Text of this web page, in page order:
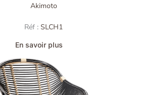
Akimoto
Réf : SLCH1
En savoir plus